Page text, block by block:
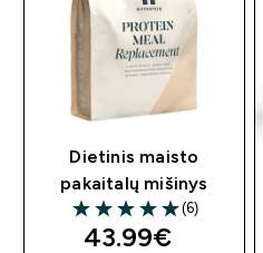
Dietinis maisto
pakaitalų mišinys
5 out of 5 stars
(6)
43.99€‎